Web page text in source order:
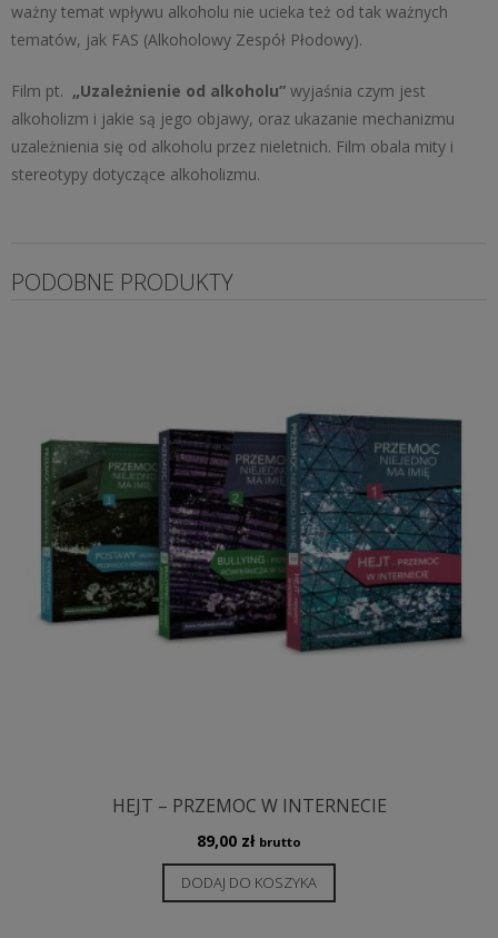
ważny temat wpływu alkoholu nie ucieka też od tak ważnych
tematów, jak FAS (Alkoholowy Zespół Płodowy).
Film pt. „Uzależnienie od alkoholu” wyjaśnia czym jest
alkoholizm i jakie są jego objawy, oraz ukazanie mechanizmu
uzależnienia się od alkoholu przez nieletnich. Film obala mity i
stereotypy dotyczące alkoholizmu.
PODOBNE PRODUKTY
HEJT – PRZEMOC W INTERNECIE
89,00 zł brutto
DODAJ DO KOSZYKA